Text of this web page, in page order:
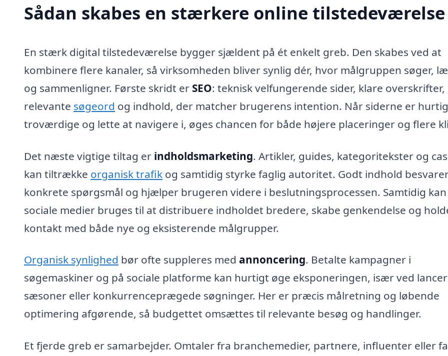
Sådan skabes en stærkere online tilstedeværelse
En stærk digital tilstedeværelse bygger sjældent på ét enkelt greb. Den skabes ved at
kombinere flere kanaler, så virksomheden bliver synlig dér, hvor målgruppen søger,
og sammenligner. Første skridt er SEO: teknisk velfungerende sider, klare overskrifter,
relevante søgeord og indhold, der matcher brugerens intention. Når siderne er
troværdige og lette at navigere i, øges chancen for både højere placeringer og flere
Det næste vigtige tiltag er indholdsmarketing. Artikler, guides, kategoritekster og
kan tiltrække organisk trafik og samtidig styrke faglig autoritet. Godt indhold
konkrete spørgsmål og hjælper brugeren videre i beslutningsprocessen. Samtidig kan
sociale medier bruges til at distribuere indholdet bredere, skabe genkendelse og
kontakt med både nye og eksisterende målgrupper.
Organisk synlighed bør ofte suppleres med annoncering. Betalte kampagner i
søgemaskiner og på sociale platforme kan hurtigt øge eksponeringen, især ved
sæsoner eller konkurrenceprægede søgninger. Her er præcis målretning og løbende
optimering afgørende, så budgettet omsættes til relevante besøg og handlinger.
Et fjerde greb er samarbejder. Omtaler fra branchemedier, partnere, influenter eller